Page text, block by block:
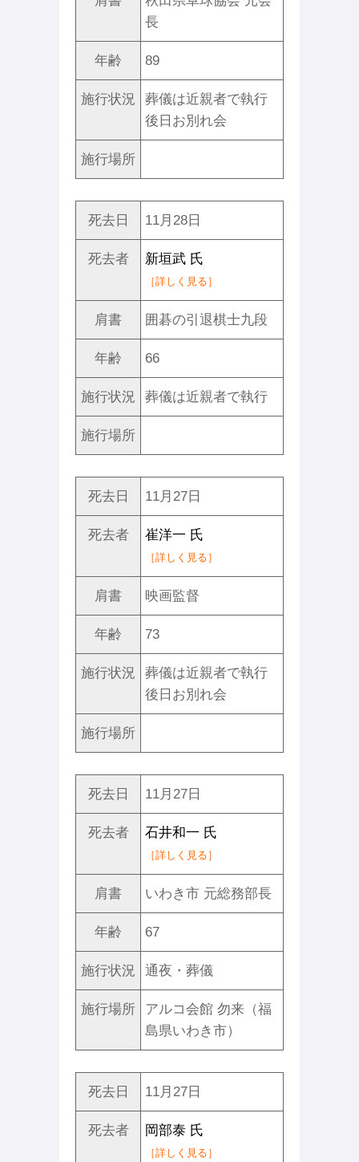
長
年齢 89
施行状況
葬儀は近親者で執行
後日お別れ会
施行場所
死去日 11月28日
死去者 新垣武 氏
［詳しく見る］
肩書 囲碁の引退棋士九段
年齢 66
施行状況 葬儀は近親者で執行
施行場所
死去日 11月27日
死去者 崔洋一 氏
［詳しく見る］
肩書 映画監督
年齢 73
施行状況
葬儀は近親者で執行
後日お別れ会
施行場所
死去日 11月27日
死去者 石井和一 氏
［詳しく見る］
肩書 いわき市 元総務部長
年齢 67
施行状況 通夜・葬儀
施行場所
アルコ会館 勿来（福
島県いわき市）
死去日 11月27日
死去者 岡部泰 氏
［詳しく見る］